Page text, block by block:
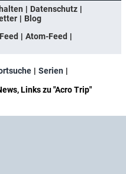
Datenschutz
Blog
Atom-Feed
Serien
Links zu "Acro Trip"